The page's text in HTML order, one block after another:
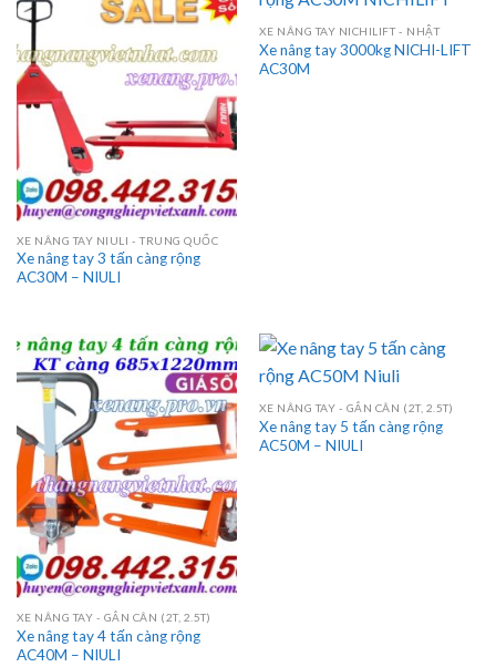
XE NÂNG TAY NIULI - TRUNG QUỐC
Xe nâng tay 3 tấn càng rộng
AC30M – NIULI
XE NÂNG TAY NICHILIFT - NHẬT
Xe nâng tay 3000kg NICHI-LIFT
AC30M
XE NÂNG TAY - GẮN CÂN (2T, 2.5T)
Xe nâng tay 4 tấn càng rộng
AC40M – NIULI
XE NÂNG TAY - GẮN CÂN (2T, 2.5T)
Xe nâng tay 5 tấn càng rộng
AC50M – NIULI